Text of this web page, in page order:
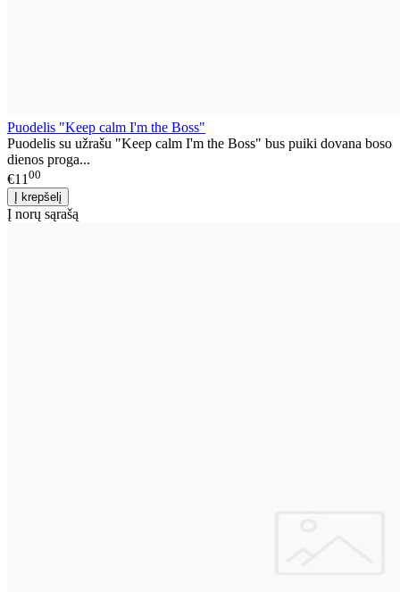
Puodelis "Keep calm I'm the Boss"
Puodelis su užrašu "Keep calm I'm the Boss" bus puiki dovana boso
dienos proga...
€11 00
Į norų sąrašą